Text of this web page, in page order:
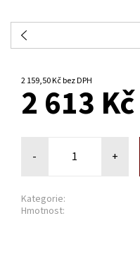
2 159,50 Kč bez DPH
2 613 Kč
- +
Kategorie:
Hmotnost: